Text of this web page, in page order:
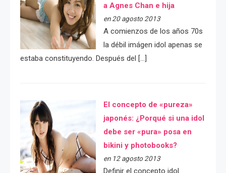
a Agnes Chan e hija
en 20 agosto 2013
A comienzos de los años 70s
la débil imágen idol apenas se
estaba constituyendo. Después del […]
El concepto de «pureza»
japonés: ¿Porqué si una idol
debe ser «pura» posa en
bikini y photobooks?
en 12 agosto 2013
Definir el concepto idol